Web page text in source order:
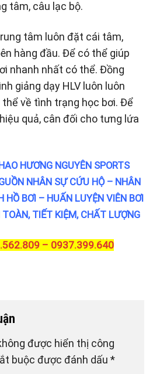
tâm, câu lạc bộ.
tâm luôn đặt cái tâm,
hàng đầu. Để có thể giúp
nhanh nhất có thể. Đồng
giảng dạy HLV luôn luôn
về tình trạng học bơi. Để
quả, cân đối cho tưng lứa
HƯƠNG NGUYÊN SPORTS
NHÂN SỰ CỨU HỘ – NHÂN
HỒ BƠI – HUẤN LUYỆN VIÊN BƠI
TIẾT KIỆM, CHẤT LƯỢNG
– 0937.399.640
được hiển thị công
buộc được đánh dấu *